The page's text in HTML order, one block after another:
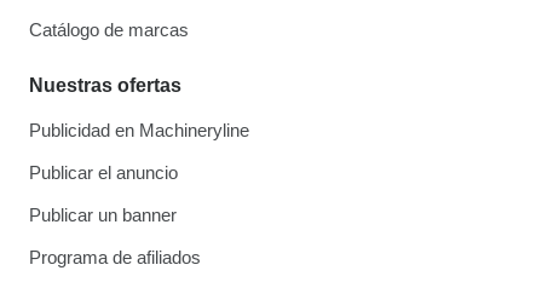
Catálogo de marcas
Nuestras ofertas
Publicidad en Machineryline
Publicar el anuncio
Publicar un banner
Programa de afiliados